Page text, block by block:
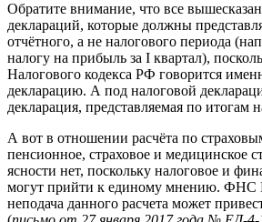
Обратите внимание, что все
деклараций, которые должны
отчётного, а не налогового периода
налогу на прибыль за I квартал),
Налогового кодекса РФ говорится
декларацию. А под налоговой
декларация, представляемая по итогам
А вот в отношении расчёта по
пенсионное, страховое и медицинское
ясности нет, поскольку налоговое и
могут прийти к единому мнению. ФНС
неподача данного расчета может